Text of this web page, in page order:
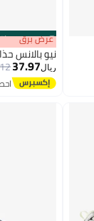
باقي 100%
نيو بالانس حذاء بي بي 480
54.12خصم 29%
احصل عليه خلال
اغسطس